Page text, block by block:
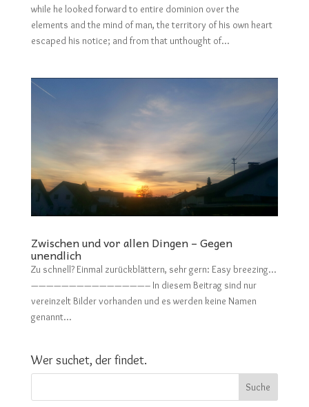
while he looked forward to entire dominion over the
elements and the mind of man, the territory of his own heart
escaped his notice; and from that unthought of...
Zwischen und vor allen Dingen – Gegen
unendlich
Zu schnell? Einmal zurückblättern, sehr gern: Easy breezing…
———————————————– In diesem Beitrag sind nur
vereinzelt Bilder vorhanden und es werden keine Namen
genannt...
Wer suchet, der findet.